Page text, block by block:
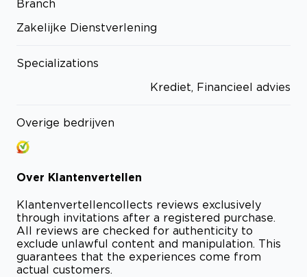
Branch
Zakelijke Dienstverlening
Specializations
Krediet, Financieel advies
Overige bedrijven
Over Klantenvertellen
Klantenvertellencollects reviews exclusively
through invitations after a registered purchase.
All reviews are checked for authenticity to
exclude unlawful content and manipulation. This
guarantees that the experiences come from
actual customers.